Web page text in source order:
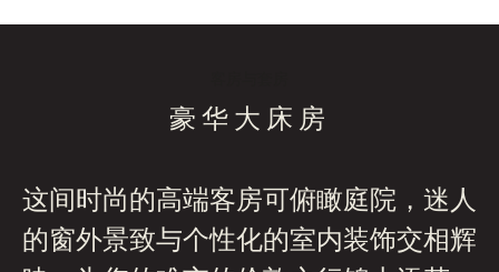
豪华大床房
这间时尚的高端客房可俯瞰庭院，迷人
的窗外景致与个性化的室内装饰交相辉